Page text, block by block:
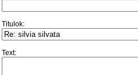
Titulok:
Text: